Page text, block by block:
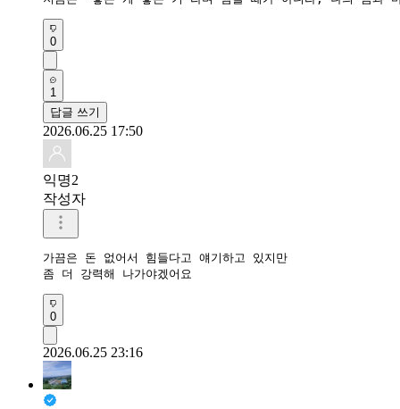
0
1
답글 쓰기
2026.06.25 17:50
익명2
작성자
가끔은 돈 없어서 힘들다고 얘기하고 있지만
좀 더 강력해 나가야겠어요
0
2026.06.25 23:16